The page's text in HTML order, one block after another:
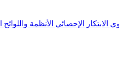
الابتكار الإحصائي الأنظمة واللوائح